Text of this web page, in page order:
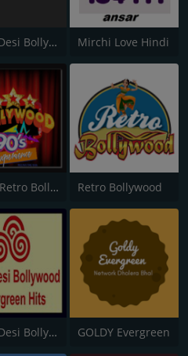
Hindi Desi Bollywood Evergreen Hits Mirchi Love Hindi
Radio Retro Bollywood 90s Retro Bollywood
Hindi Desi Bollywood Evergreen Hits - Channel 2 GOLDY Evergreen